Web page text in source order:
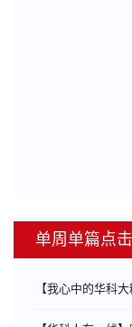
单周单篇点
【我心中的华科